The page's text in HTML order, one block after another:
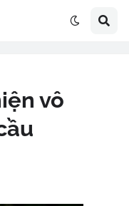
vô